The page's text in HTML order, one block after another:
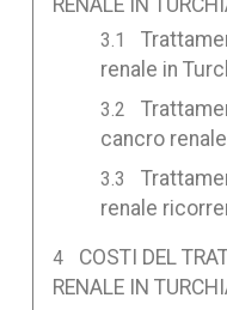
renale in
cancro
renale
COSTI DEL
RENALE IN